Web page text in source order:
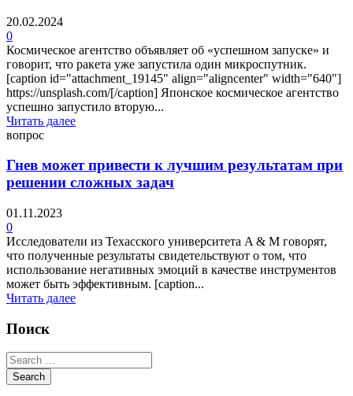
20.02.2024
0
Космическое агентство объявляет об «успешном запуске» и
говорит, что ракета уже запустила один микроспутник.
[caption id="attachment_19145" align="aligncenter" width="640"]
https://unsplash.com/[/caption] Японское космическое агентство
успешно запустило вторую...
Читать далее
вопрос
Гнев может привести к лучшим результатам при
решении сложных задач
01.11.2023
0
Исследователи из Техасского университета A & M говорят,
что полученные результаты свидетельствуют о том, что
использование негативных эмоций в качестве инструментов
может быть эффективным. [caption...
Читать далее
Поиск